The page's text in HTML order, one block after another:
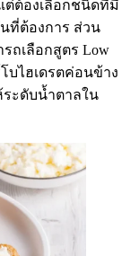
ต่ต้องเลือกชนิดที่มี
ที่ต้องการ ส่วน
ถเลือกสูตร Low
บไฮเดรตค่อนข้าง
ระดับน้ำตาลใน